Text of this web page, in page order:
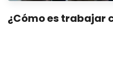
¿Cómo es trabajar